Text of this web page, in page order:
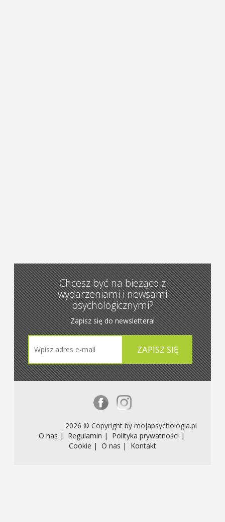
Chcesz być na bieżąco z
wydarzeniami i newsami
psychologicznymi?
Zapisz się do newslettera!
2026 © Copyright by mojapsychologia.pl
O nas |
Regulamin |
Polityka prywatności |
Cookie | O nas | Kontakt